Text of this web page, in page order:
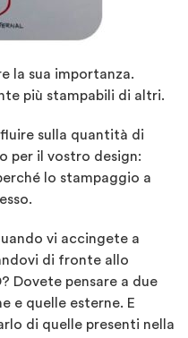
la sua importanza.
più stampabili di altri.
sulla quantità di
per il vostro design:
lo stampaggio a
vi accingete a
di fronte allo
Dovete pensare a due
e quelle esterne. E
di quelle presenti nella